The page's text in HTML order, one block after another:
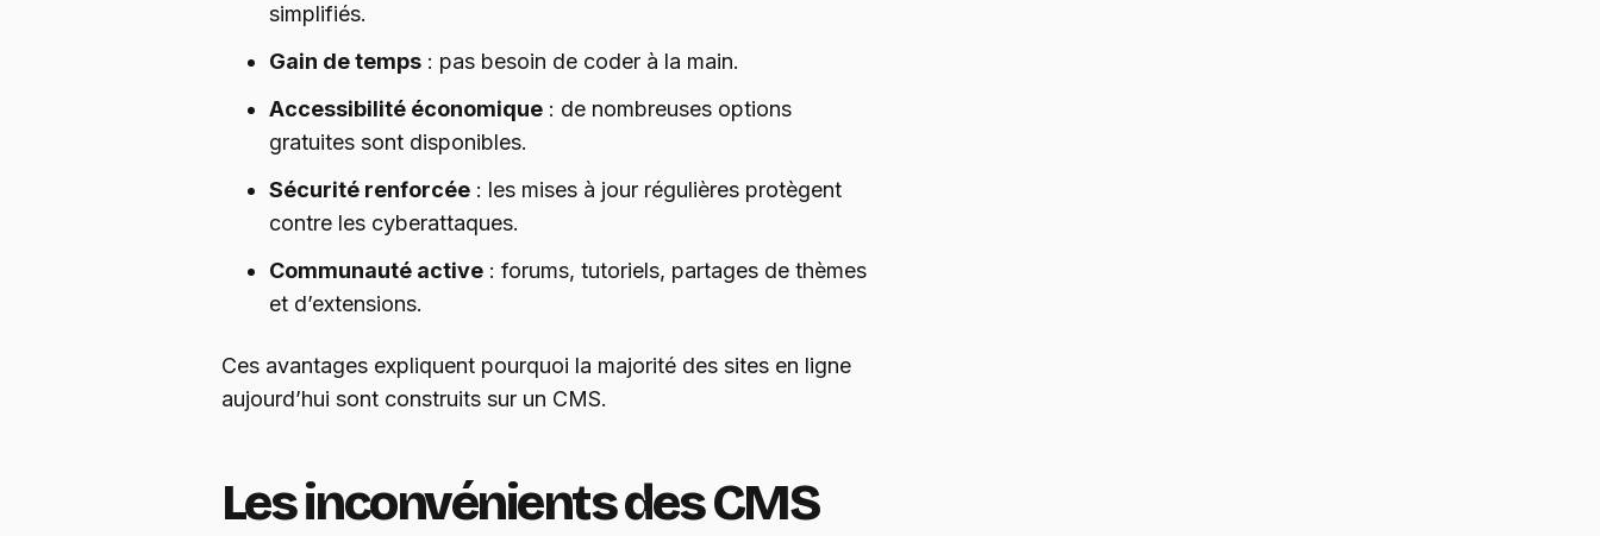
simplifiés.
Gain de temps : pas besoin de coder à la main.
Accessibilité économique : de nombreuses options
gratuites sont disponibles.
Sécurité renforcée : les mises à jour régulières protègent
contre les cyberattaques.
Communauté active : forums, tutoriels, partages de thèmes
et d’extensions.
Ces avantages expliquent pourquoi la majorité des sites en ligne
aujourd’hui sont construits sur un CMS.
Les inconvénients des CMS